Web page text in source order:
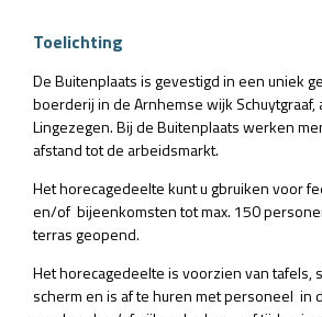
Toelichting
De Buitenplaats is gevestigd in een uniek
boerderij in de Arnhemse wijk Schuytgraaf,
Lingezegen. Bij de Buitenplaats werken
afstand tot de arbeidsmarkt.
Het horecagedeelte kunt u gbruiken voor
en/of bijeenkomsten tot max. 150
terras geopend.
Het horecagedeelte is voorzien van tafels,
scherm en is af te huren met personeel in